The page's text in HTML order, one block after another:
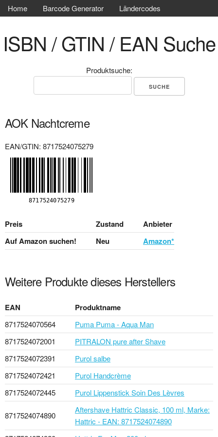
Home Barcode Generator Ländercodes
ISBN / GTIN / EAN Suche
Produktsuche:
AOK Nachtcreme
EAN/GTIN: 8717524075279
Preis Zustand
Anbieter
Auf Amazon suchen!
Neu Amazon*
Weitere Produkte dieses Herstellers
EAN Produktname
8717524070564
Puma Puma - Aqua Man
8717524072001
PITRALON pure after Shave
8717524072391
Purol salbe
8717524072421
Purol Handcrème
8717524072445
Purol Lippenstick Soin Des Lèvres
8717524074890
Aftershave Hattric Classic, 100 ml, Marke:
Hattric - EAN: 8717524074890